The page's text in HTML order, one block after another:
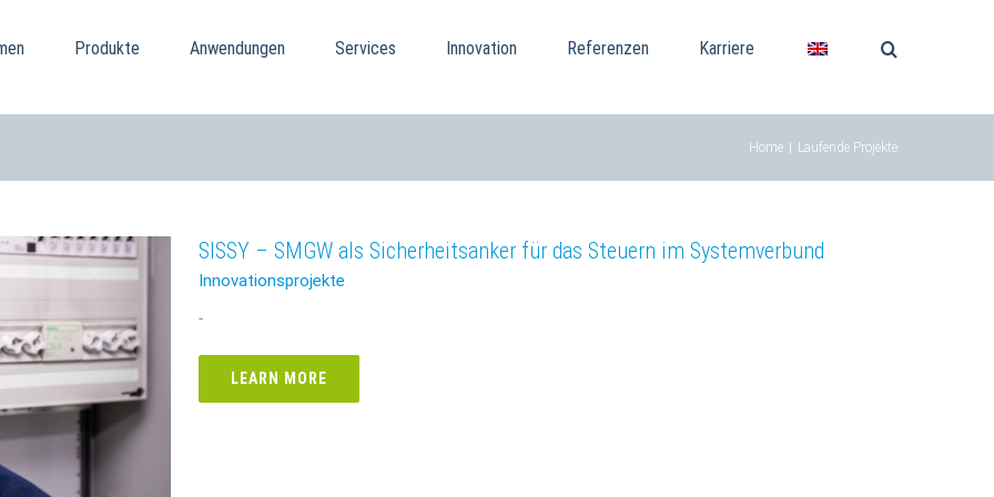
Produkte Anwendungen Services Innovation Referenzen Karriere
Home Laufende Projekte
SISSY – SMGW als Sicherheitsanker für das Steuern im Systemverbund
Innovationsprojekte
-
LEARN MORE